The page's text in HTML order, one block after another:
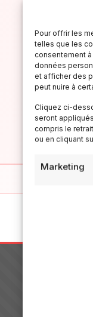
Pour offrir les
telles que les
consentement
données
et afficher des
peut nuire à
Cliquez ci-
seront
compris le
ou en cliquant
Marketing
Iscriviti